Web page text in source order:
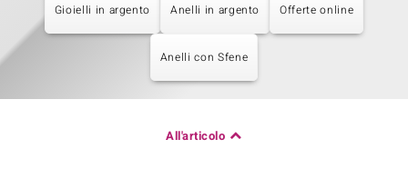
Gioielli in argento Anelli in argento Offerte online
Anelli con Sfene
All'articolo